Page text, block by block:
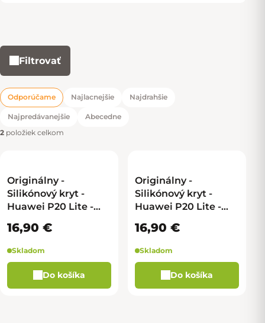
Filtrovať
Radenie produktov
Odporúčame Najlacnejšie Najdrahšie
Najpredávanejšie
Abecedne
2 položiek celkom
Výpis produktov
Originálny -
Silikónový kryt -
Huawei P20 Lite -
16,90 €
Skladom
Do košíka
Originálny -
Silikónový kryt -
Huawei P20 Lite -
16,90 €
Skladom
Do košíka